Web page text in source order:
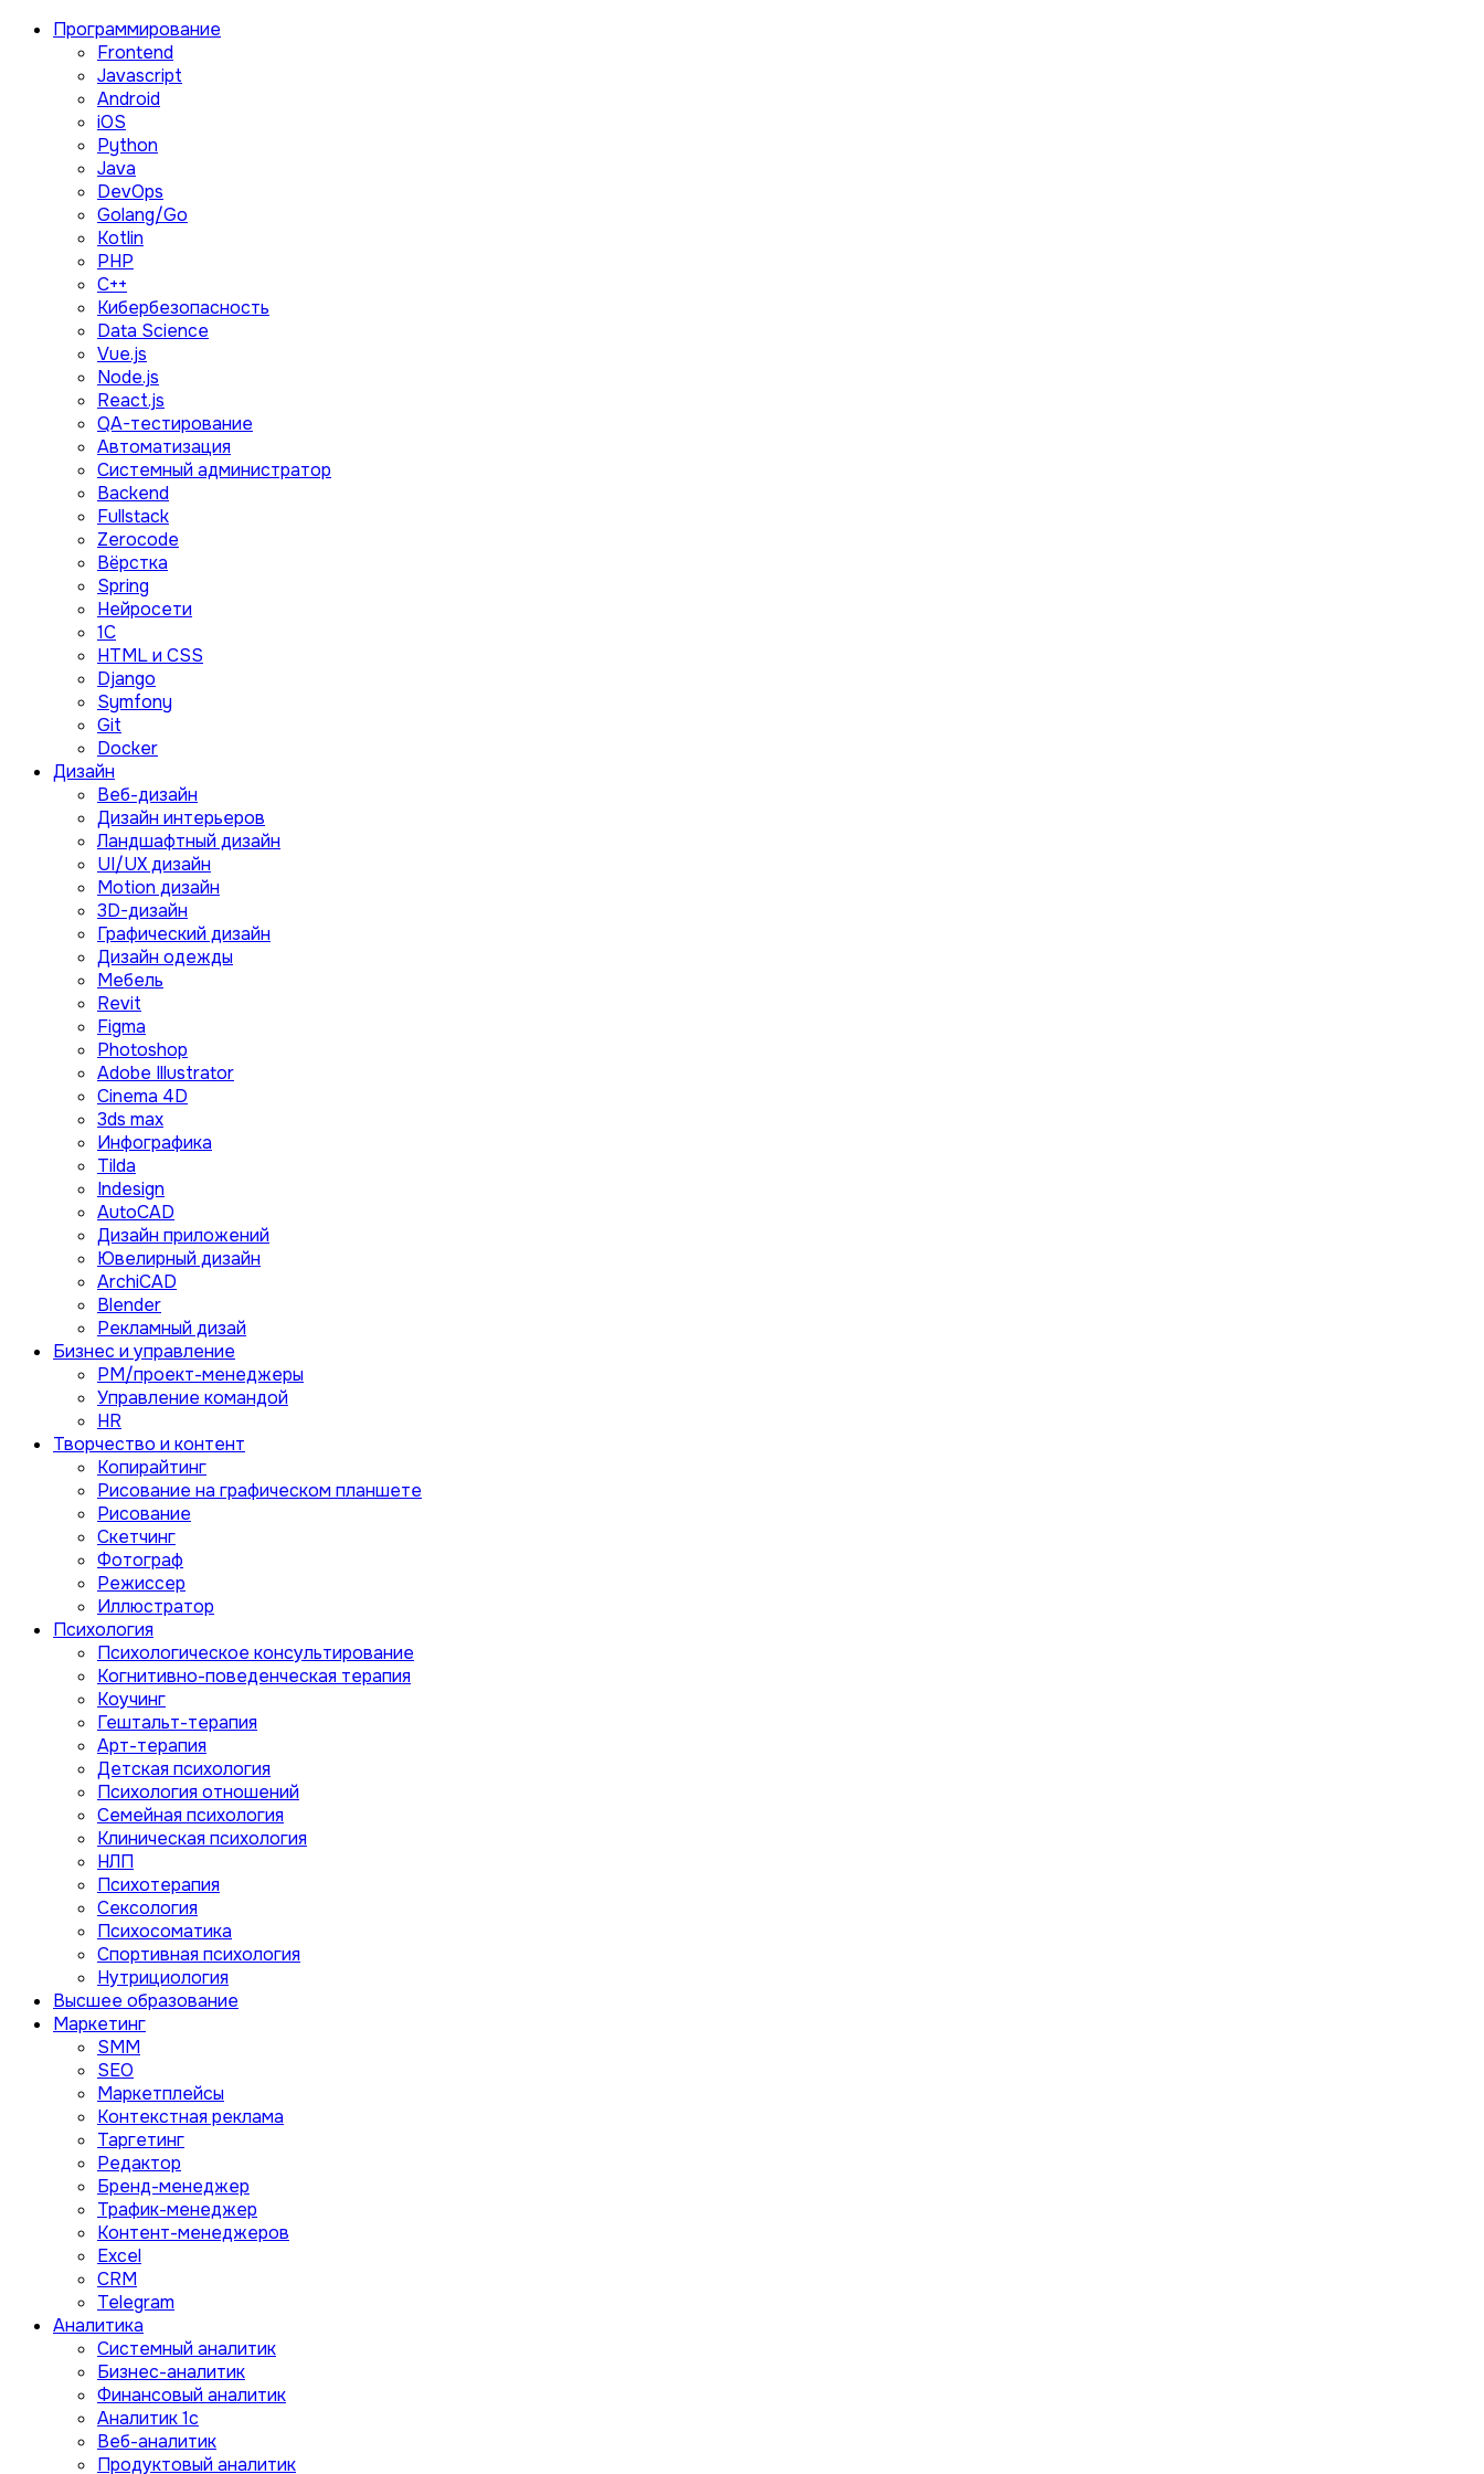
Программирование
Frontend
Javascript
Android
iOS
Python
Java
DevOps
Golang/Go
Kotlin
PHP
C++
Кибербезопасность
Data Science
Vue.js
Node.js
React.js
QA-тестирование
Автоматизация
Системный администратор
Backend
Fullstack
Zerocode
Вёрстка
Spring
Нейросети
1C
HTML и CSS
Django
Symfony
Git
Docker
Дизайн
Веб-дизайн
Дизайн интерьеров
Ландшафтный дизайн
UI/UX дизайн
Motion дизайн
3D-дизайн
Графический дизайн
Дизайн одежды
Мебель
Revit
Figma
Photoshop
Adobe Illustrator
Сinema 4D
3ds max
Инфографика
Tilda
Indesign
AutoCAD
Дизайн приложений
Ювелирный дизайн
ArchiCAD
Blender
Рекламный дизай
Бизнес и управление
PM/проект-менеджеры
Управление командой
HR
Творчество и контент
Копирайтинг
Рисование на графическом планшете
Рисование
Скетчинг
Фотограф
Режиссер
Иллюстратор
Психология
Психологическое консультирование
Когнитивно-поведенческая терапия
Коучинг
Гештальт-терапия
Арт-терапия
Детская психология
Психология отношений
Семейная психология
Клиническая психология
НЛП
Психотерапия
Сексология
Психосоматика
Спортивная психология
Нутрициология
Высшее образование
Маркетинг
SMM
SEO
Маркетплейсы
Контекстная реклама
Таргетинг
Редактор
Бренд-менеджер
Трафик-менеджер
Контент-менеджеров
Excel
CRM
Telegram
Аналитика
Системный аналитик
Бизнес-аналитик
Финансовый аналитик
Aналитик 1с
Веб-аналитик
Продуктовый аналитик